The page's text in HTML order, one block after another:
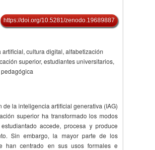
https://doi.org/10.5281/zenodo.19689887
artificial, cultura digital, alfabetización
superior, estudiantes universitarios,
de la inteligencia artificial generativa (IAG)
superior ha transformado los modos
accede, procesa y produce
Sin embargo, la mayor parte de los
han centrado en sus usos formales e